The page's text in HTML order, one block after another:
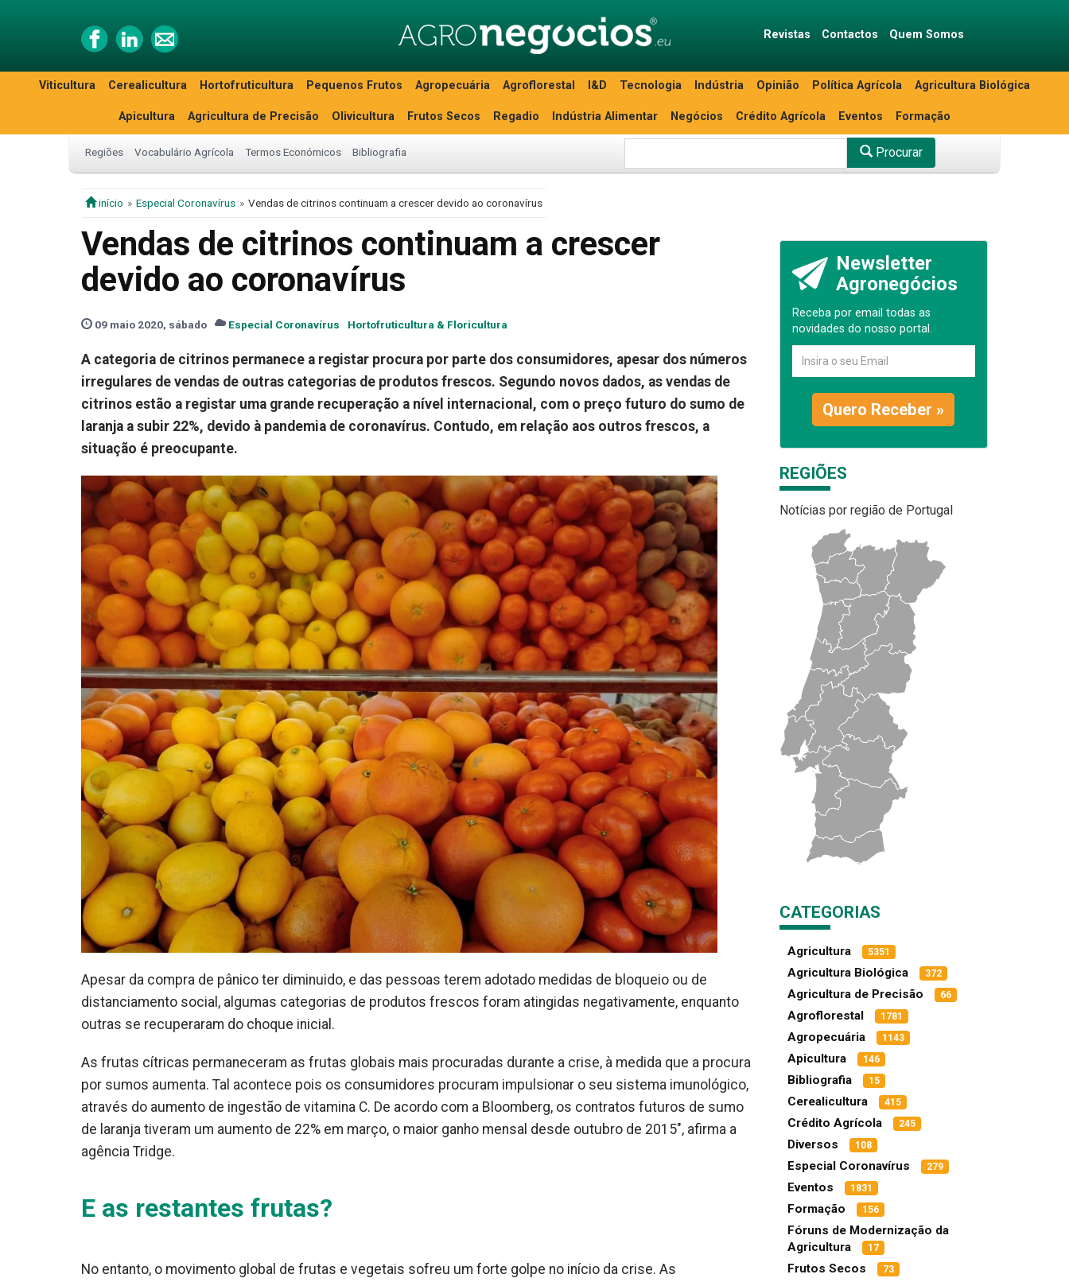
Revistas Contactos Quem Somos
Viticultura Cerealicultura Hortofruticultura Pequenos Frutos Agropecuária Agroflorestal I&D Tecnologia Indústria Opinião Política Agrícola Agricultura Biológica
Apicultura Agricultura de Precisão Olivicultura Frutos Secos Regadio Indústria Alimentar Negócios Crédito Agrícola Eventos Formação
Regiões Vocabulário Agrícola Termos Económicos Bibliografia Procurar
início Especial Coronavírus Vendas de citrinos continuam a crescer devido ao coronavírus
Vendas de citrinos continuam a crescer
devido ao coronavírus
09 maio 2020, sábado Especial Coronavírus Hortofruticultura & Floricultura
A categoria de citrinos permanece a registar procura por parte dos consumidores, apesar dos números
irregulares de vendas de outras categorias de produtos frescos. Segundo novos dados, as vendas de
citrinos estão a registar uma grande recuperação a nível internacional, com o preço futuro do sumo de
laranja a subir 22%, devido à pandemia de coronavírus. Contudo, em relação aos outros frescos, a
situação é preocupante.
Apesar da compra de pânico ter diminuido, e das pessoas terem adotado medidas de bloqueio ou de
distanciamento social, algumas categorias de produtos frescos foram atingidas negativamente, enquanto
outras se recuperaram do choque inicial.
As frutas cítricas permaneceram as frutas globais mais procuradas durante a crise, à medida que a procura
por sumos aumenta. Tal acontece pois os consumidores procuram impulsionar o seu sistema imunológico,
através do aumento de ingestão de vitamina C. De acordo com a Bloomberg, os contratos futuros de sumo
de laranja tiveram um aumento de 22% em março, o maior ganho mensal desde outubro de 2015", afirma a
agência Tridge.
E as restantes frutas?
No entanto, o movimento global de frutas e vegetais sofreu um forte golpe no início da crise. As
Newsletter
Agronegócios
Receba por email todas as
novidades do nosso portal.
Quero Receber »
REGIÕES
Notícias por região de Portugal
CATEGORIAS
Agricultura 5351
Agricultura Biológica 372
Agricultura de Precisão 66
Agroflorestal 1781
Agropecuária 1143
Apicultura 146
Bibliografia 15
Cerealicultura 415
Crédito Agrícola 245
Diversos 108
Especial Coronavírus 279
Eventos 1831
Formação 156
Fóruns de Modernização da
Agricultura
17
Frutos Secos 73